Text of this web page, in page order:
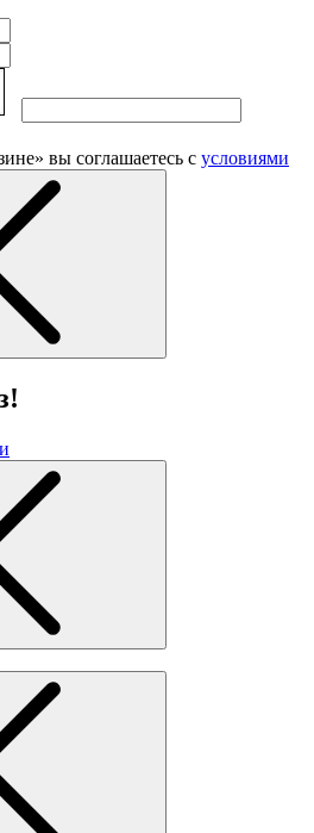
вы соглашаетесь с условиями